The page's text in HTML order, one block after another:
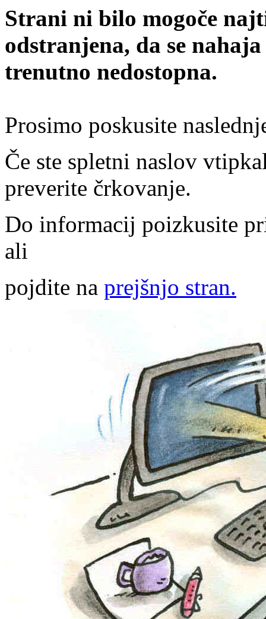
Strani ni bilo mogoče
odstranjena, da se
trenutno nedostopna.
Prosimo poskusite
Če ste spletni naslov
preverite črkovanje.
Do informacij poizkusite
ali
pojdite na prejšnjo stran.